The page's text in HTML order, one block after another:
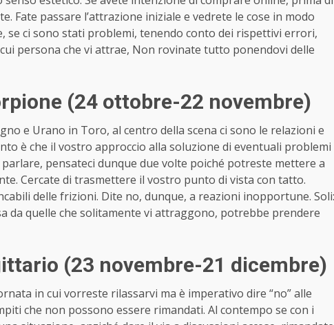
Fate passare l’attrazione iniziale e vedrete le cose in modo
se ci sono stati problemi, tenendo conto dei rispettivi errori,
persona che vi attrae, Non rovinate tutto ponendovi delle
(24 ottobre-22 novembre)
e Urano in Toro, al centro della scena ci sono le relazioni e
è che il vostro approccio alla soluzione di eventuali problemi
pensateci dunque due volte poiché potreste mettere a
Cercate di trasmettere il vostro punto di vista con tatto.
delle frizioni. Dite no, dunque, a reazioni inopportune. Soli:
da quelle che solitamente vi attraggono, potrebbe prendere
(23 novembre-21 dicembre)
in cui vorreste rilassarvi ma è imperativo dire “no” alle
che non possono essere rimandati. Al contempo se con i